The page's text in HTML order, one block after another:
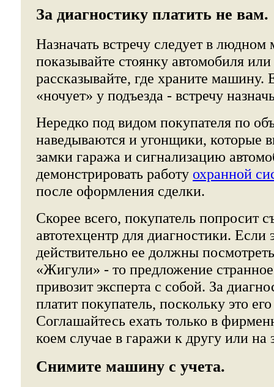
За диагностику платить не вам.
Назначать встречу следует в людном
показывайте стоянку автомобиля
рассказывайте, где храните
«ночует» у подъезда - встречу
Нередко под видом покупателя по
наведываются и угонщики, которые
замки гаража и сигнализацию
демонстрировать работу охранной
после оформления сделки.
Скорее всего, покупатель попросит
автотехцентр для диагностики. Если
действительно ее должны
«Жигули» - то предложение
привозит эксперта с собой. За
платит покупатель, поскольку это
Соглашайтесь ехать только в
коем случае в гаражи к другу или
Снимите машину с учета.